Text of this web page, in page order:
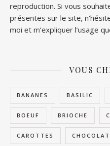
reproduction. Si vous
présentes sur le site,
moi et m’expliquer l’usage
VOUS
BANANES BASILIC
BOEUF BRIOCHE
CAROTTES CHOCOLAT